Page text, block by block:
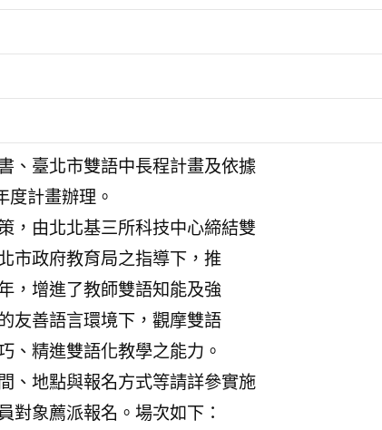
、臺北市雙語中長程計畫及依據
度計畫辦理。
，由北北基三所科技中心締結雙
市政府教育局之指導下，推
，增進了教師雙語知能及強
友善語言環境下，觀摩雙語
、精進雙語化教學之能力。
、地點與報名方式等請詳參實施
對象薦派報名。場次如下：